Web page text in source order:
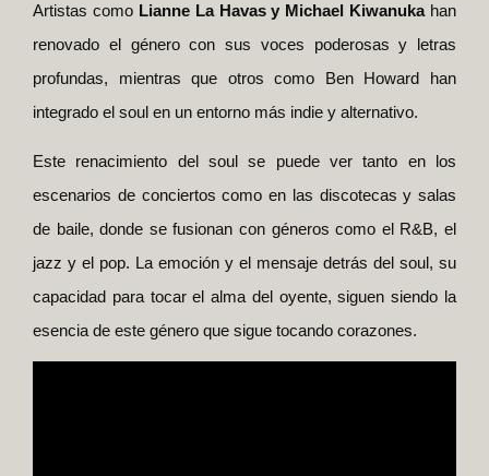
Artistas comoLianne La Havas y Michael Kiwanuka han
renovado el género con sus voces poderosas y letras
profundas, mientras que otros como Ben Howard han
integrado el soul en un entorno más indie y alternativo.
Este renacimiento del soul se puede ver tanto en los
escenarios de conciertos como en las discotecas y salas
de baile, donde se fusionan con géneros como el R&B, el
jazz y el pop. La emoción y el mensaje detrás del soul, su
capacidad para tocar el alma del oyente, siguen siendo la
esencia de este género que sigue tocando corazones.